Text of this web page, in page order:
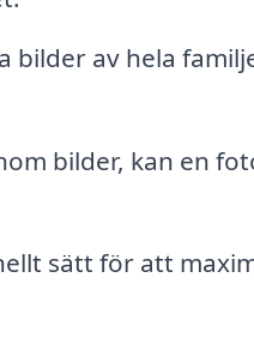
bilder av hela
bilder, kan en
sätt för att